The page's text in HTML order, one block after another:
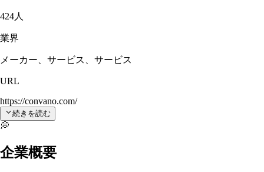
424人
業界
メーカー、サービス、サービス
URL
https://convano.com/
続きを読む
💭
企業概要